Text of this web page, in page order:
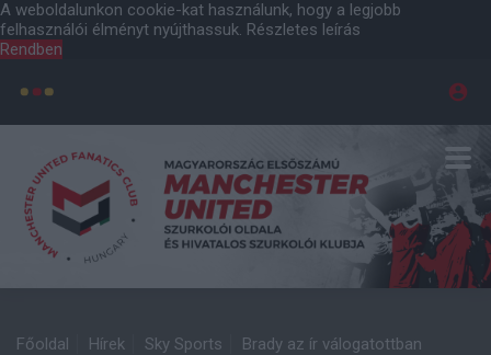
A weboldalunkon cookie-kat használunk, hogy a legjobb
felhasználói élményt nyújthassuk. Részletes leírás
Rendben
Főoldal Hírek Sky Sports Brady az ír válogatottban